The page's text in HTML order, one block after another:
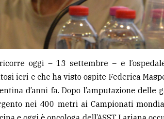
oggi – 13 settembre – e
ieri e che ha visto ospite Federica
d’anni fa. Dopo l’amputazione
nei 400 metri ai Campionati